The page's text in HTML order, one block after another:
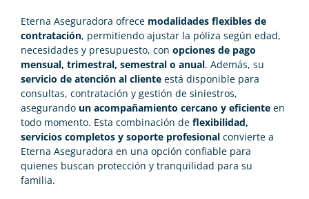
Eterna Aseguradora ofrece modalidades flexibles de
contratación, permitiendo ajustar la póliza según edad,
necesidades y presupuesto, con opciones de pago
mensual, trimestral, semestral o anual. Además, su
servicio de atención al cliente está disponible para
consultas, contratación y gestión de siniestros,
asegurando un acompañamiento cercano y eficiente en
todo momento. Esta combinación de flexibilidad,
servicios completos y soporte profesional convierte a
Eterna Aseguradora en una opción confiable para
quienes buscan protección y tranquilidad para su
familia.